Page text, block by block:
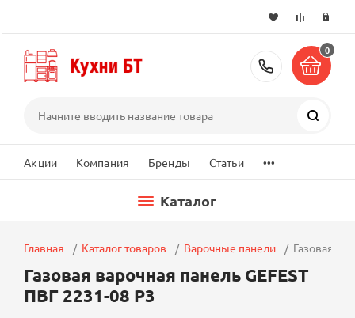
+7 (495)
0
Акции Компания Бренды Статьи ...
Каталог
Главная Каталог товаров Варочные панели Газовая
Газовая варочная панель GEFEST
ПВГ 2231-08 Р3